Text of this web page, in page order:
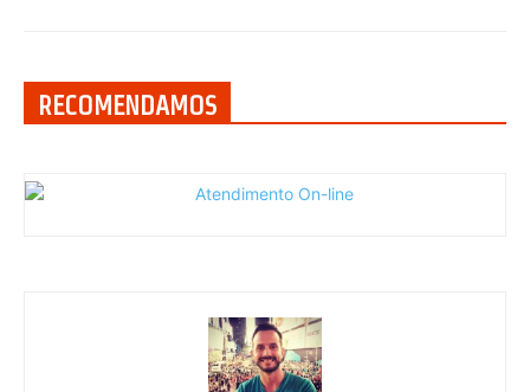
RECOMENDAMOS